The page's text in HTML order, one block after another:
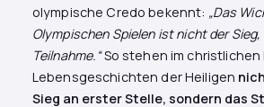
olympische Credo bekennt: „Das
Olympischen Spielen ist nicht der
Teilnahme.“So stehen im
Lebensgeschichten der Heiligen
Sieg an erster Stelle, sondern das